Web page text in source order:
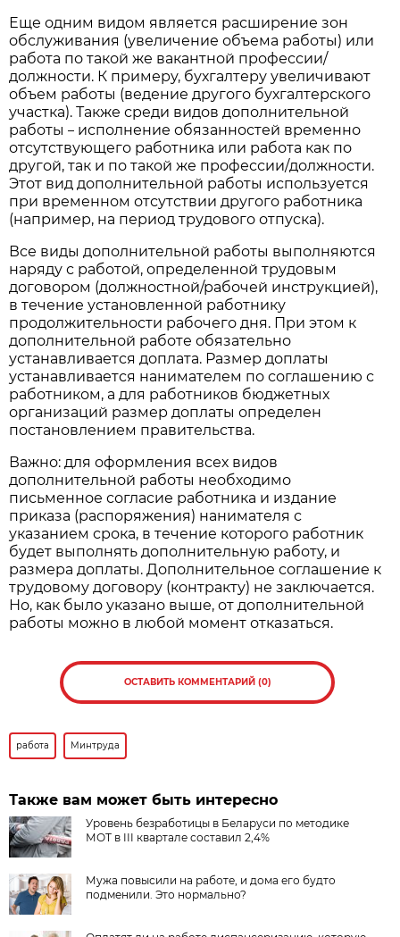
Еще одним видом является расширение зон
обслуживания (увеличение объема работы) или
работа по такой же вакантной профессии/
должности. К примеру, бухгалтеру увеличивают
объем работы (ведение другого бухгалтерского
участка). Также среди видов дополнительной
работы– исполнение обязанностей временно
отсутствующего работника или работа как по
другой, так и по такой же профессии/должности.
Этот вид дополнительной работы используется
при временном отсутствии другого работника
(например, на период трудового отпуска).
Все виды дополнительной работы выполняются
наряду с работой, определенной трудовым
договором (должностной/рабочей инструкцией),
в течение установленной работнику
продолжительности рабочего дня. При этом к
дополнительной работе обязательно
устанавливается доплата. Размер доплаты
устанавливается нанимателем по соглашению с
работником, а для работников бюджетных
организаций размер доплаты определен
постановлением правительства.
Важно: для оформления всех видов
дополнительной работы необходимо
письменное согласие работника и издание
приказа (распоряжения) нанимателя с
указанием срока, в течение которого работник
будет выполнять дополнительную работу, и
размера доплаты. Дополнительное соглашение к
трудовому договору (контракту) не заключается.
Но, как было указано выше, от дополнительной
работы можно в любой момент отказаться.
ОСТАВИТЬ КОММЕНТАРИЙ (0)
работа Минтруда
Также вам может быть интересно
Уровень безработицы в Беларуси по методике
МОТ в III квартале составил 2,4%
Мужа повысили на работе, и дома его будто
подменили. Это нормально?